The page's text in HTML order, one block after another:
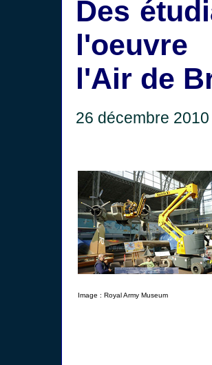
Des
l'Air de
26 décembre 2010
Image : Royal Army Museum